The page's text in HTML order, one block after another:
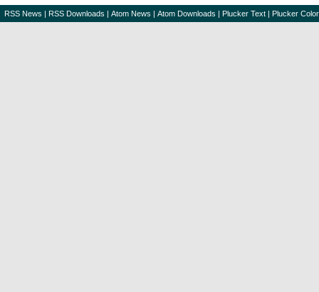
RSS News | RSS Downloads | Atom News | Atom Downloads | Plucker Text | Plucker Color